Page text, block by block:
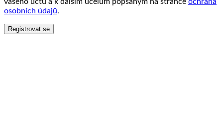
osobních údajů.
Registrovat se